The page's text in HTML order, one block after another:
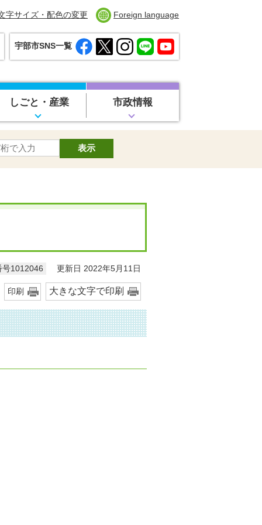
字サイズ・配色の変更 Foreign language
宇部市SNS一覧
しごと・産業 市政情報
号1012046 更新日 2022年5月11日
印刷 大きな文字で印刷